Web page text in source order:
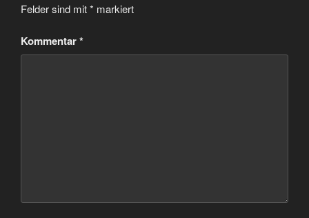
Felder sind mit* markiert
Kommentar*